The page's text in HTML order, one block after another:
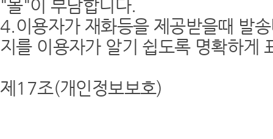
"몰"이 부담합니다.
4.이용자가 재화등을 제공받을때 발
지를 이용자가 알기 쉽도록 명확하게
제17조(개인정보보호)